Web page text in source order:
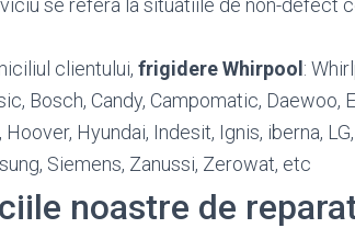
se refera la situatiile de non-defect
clientului, frigidere Whirpool :
Bosch, Candy, Campomatic, Daewoo,
Hoover, Hyundai, Indesit, Ignis, iberna,
Siemens, Zanussi, Zerowat, etc
noastre de